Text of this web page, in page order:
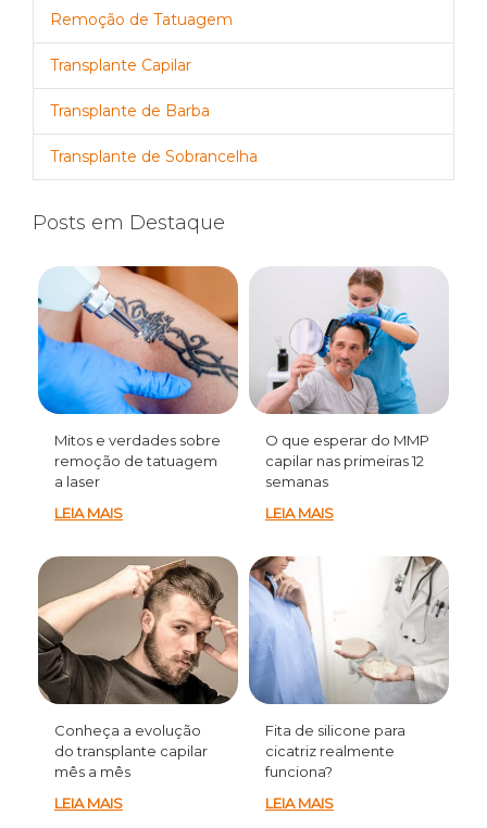
Remoção de Tatuagem
Transplante Capilar
Transplante de Barba
Transplante de Sobrancelha
Posts em Destaque
Mitos e verdades sobre
remoção de tatuagem
a laser
LEIA MAIS
O que esperar do MMP
capilar nas primeiras 12
semanas
LEIA MAIS
Conheça a evolução
do transplante capilar
mês a mês
LEIA MAIS
Fita de silicone para
cicatriz realmente
funciona?
LEIA MAIS